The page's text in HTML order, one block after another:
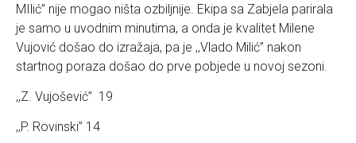
MIlić” nije mogao ništa ozbiljnije. Ekipa sa Zabjela parirala
je samo u uvodnim minutima, a onda je kvalitet Milene
Vujović došao do izražaja, pa je ,,Vlado Milić” nakon
startnog poraza došao do prve pobjede u novoj sezoni.
,,Z. Vujošević” 19
,,P. Rovinski” 14